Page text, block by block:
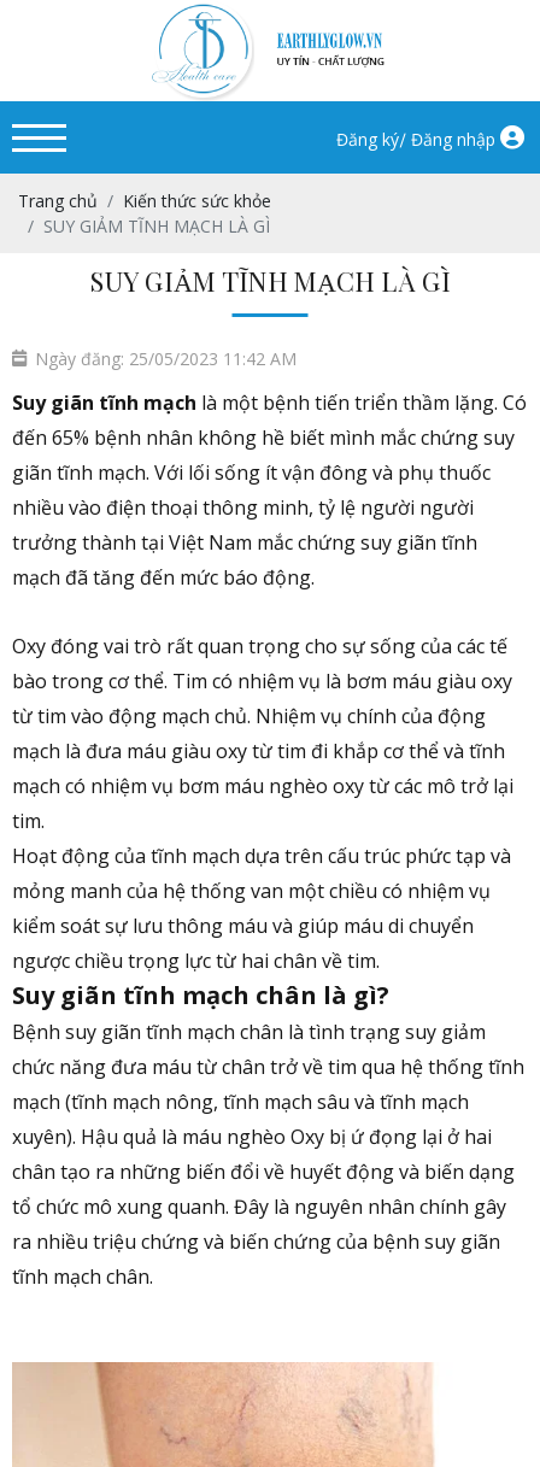
Đăng ký/ Đăng nhập
Trang chủ
Kiến thức sức khỏe
SUY GIẢM TĨNH MẠCH LÀ GÌ
SUY GIẢM TĨNH MẠCH LÀ GÌ
Ngày đăng: 25/05/2023 11:42 AM
Suy giãn tĩnh mạch là một bệnh tiến triển thầm lặng. Có
đến 65% bệnh nhân không hề biết mình mắc chứng suy
giãn tĩnh mạch. Với lối sống ít vận đông và phụ thuốc
nhiều vào điện thoại thông minh, tỷ lệ người người
trưởng thành tại Việt Nam mắc chứng suy giãn tĩnh
mạch đã tăng đến mức báo động.
Oxy đóng vai trò rất quan trọng cho sự sống của các tế
bào trong cơ thể. Tim có nhiệm vụ là bơm máu giàu oxy
từ tim vào động mạch chủ. Nhiệm vụ chính của động
mạch là đưa máu giàu oxy từ tim đi khắp cơ thể và tĩnh
mạch có nhiệm vụ bơm máu nghèo oxy từ các mô trở lại
tim.
Hoạt động của tĩnh mạch dựa trên cấu trúc phức tạp và
mỏng manh của hệ thống van một chiều có nhiệm vụ
kiểm soát sự lưu thông máu và giúp máu di chuyển
ngược chiều trọng lực từ hai chân về tim.
Suy giãn tĩnh mạch chân là gì?
Bệnh suy giãn tĩnh mạch chân là tình trạng suy giảm
chức năng đưa máu từ chân trở về tim qua hệ thống tĩnh
mạch (tĩnh mạch nông, tĩnh mạch sâu và tĩnh mạch
xuyên). Hậu quả là máu nghèo Oxy bị ứ đọng lại ở hai
chân tạo ra những biến đổi về huyết động và biến dạng
tổ chức mô xung quanh. Đây là nguyên nhân chính gây
ra nhiều triệu chứng và biến chứng của bệnh suy giãn
tĩnh mạch chân.